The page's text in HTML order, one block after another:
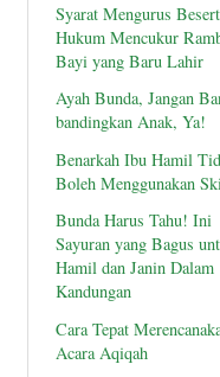
Syarat Mengurus
Hukum Mencukur
Bayi yang Baru Lahir
Ayah Bunda, Jangan
bandingkan Anak, Ya!
Benarkah Ibu Hamil
Boleh Menggunakan
Bunda Harus Tahu! Ini
Sayuran yang Bagus
Hamil dan Janin Dalam
Kandungan
Cara Tepat
Acara Aqiqah